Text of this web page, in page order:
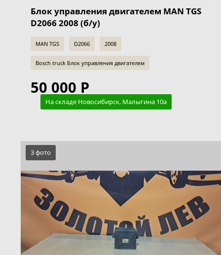
Блок управления двигателем MAN TGS
D2066 2008 (б/у)
MAN TGS D2066 2008
Bosch truck Блок управления двигателем
50 000 Р
На складе Новосибирск, Малыгина 10а
3 фото